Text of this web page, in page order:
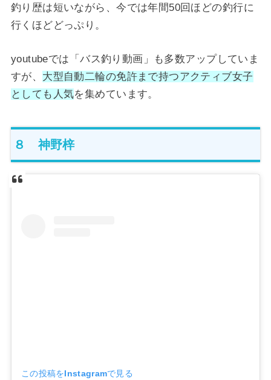
釣り歴は短いながら、今では年間50回ほどの釣行に
行くほどどっぷり。
youtubeでは「バス釣り動画」も多数アップしていま
すが、 大型自動二輪の免許まで持つアクティブ女子
としても人気を集めています。
８ 神野梓
この投稿をInstagramで見る